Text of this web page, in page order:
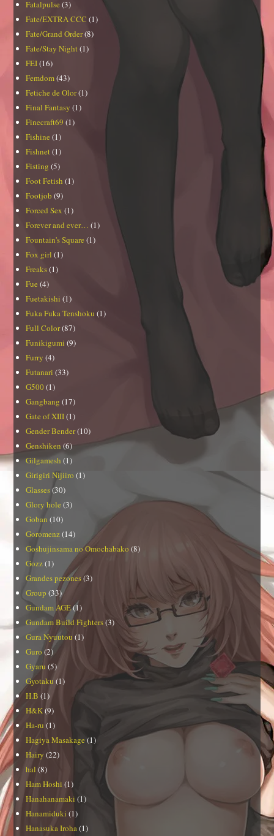
Fatalpulse (3)
Fate/EXTRA CCC (1)
Fate/Grand Order(8)
Fate/Stay Night (1)
FEI(16)
Femdom(43)
Fetiche de Olor(1)
Final Fantasy (1)
Finecraft69 (1)
Fishine (1)
Fishnet (1)
Fisting (5)
Foot Fetish (1)
Footjob (9)
Forced Sex (1)
Forever and ever… (1)
Fountain's Square (1)
Fox girl (1)
Freaks(1)
Fue (4)
Fuetakishi (1)
Fuka Fuka Tenshoku (1)
Full Color(87)
Funikigumi (9)
Furry (4)
Futanari (33)
G500 (1)
Gangbang (17)
Gate of XIII(1)
Gender Bender(10)
Genshiken (6)
Gilgamesh (1)
Girigiri Nijiiro (1)
Glasses(30)
Glory hole (3)
Goban (10)
Goromenz(14)
Goshujinsama no Omochabako (8)
Gozz(1)
Grandes pezones(3)
Group (33)
Gundam AGE(1)
Gundam Build Fighters(3)
Gura Nyuutou (1)
Guro (2)
Gyaru (5)
Gyotaku (1)
H.B (1)
H&K(9)
Ha-ru (1)
Hagiya Masakage (1)
Hairy (22)
hal (8)
Ham Hoshi (1)
Hanahanamaki (1)
Hanamiduki (1)
Hanasuka Iroha(1)